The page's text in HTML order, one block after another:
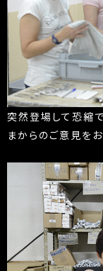
突然登場して恐縮
まからのご意見をお